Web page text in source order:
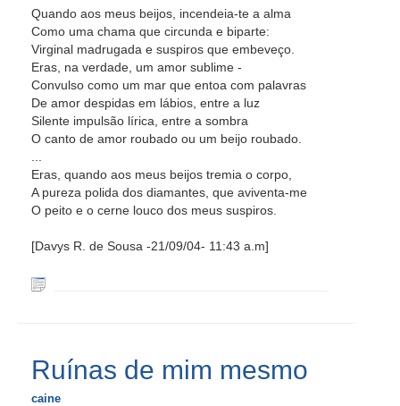
Quando aos meus beijos, incendeia-te a alma
Como uma chama que circunda e biparte:
Virginal madrugada e suspiros que embeveço.
Eras, na verdade, um amor sublime -
Convulso como um mar que entoa com palavras
De amor despidas em lábios, entre a luz
Silente impulsão lírica, entre a sombra
O canto de amor roubado ou um beijo roubado.
Eras, quando aos meus beijos tremia o corpo,
A pureza polida dos diamantes, que aviventa-me
O peito e o cerne louco dos meus suspiros.
[Davys R. de Sousa -21/09/04- 11:43 a.m]
Ruínas de mim mesmo
caine